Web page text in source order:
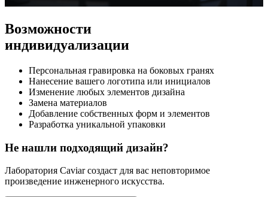
Возможности
индивидуализации
Персональная гравировка на боковых гранях
Нанесение вашего логотипа или инициалов
Изменение любых элементов дизайна
Замена материалов
Добавление собственных форм и элементов
Разработка уникальной упаковки
Не нашли подходящий дизайн?
Лаборатория Caviar создаст для вас неповторимое
произведение инженерного искусства.